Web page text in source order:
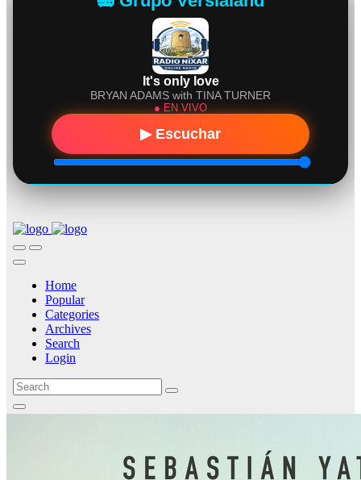
SERVICE
ONLINE
AGENTUR
MAINZ
RadioVersia